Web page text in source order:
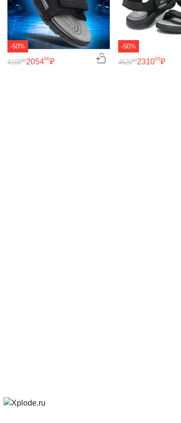
-50%
205400₽
410800
-50%
231000₽
462000